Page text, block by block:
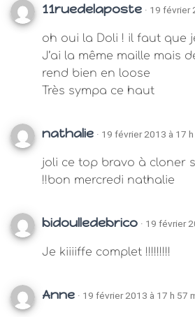
11ruedelaposte · 19 février
oh oui la Doli ! il faut que
J’ai la même maille mais
rend bien en loose
Très sympa ce haut
nathalie · 19 février 2013 à 17
joli ce top bravo à cloner
!!bon mercredi nathalie
bidoulledebrico · 19 février
Je kiiiiffe complet !!!!!!!!!
Anne · 19 février 2013 à 17 h 57